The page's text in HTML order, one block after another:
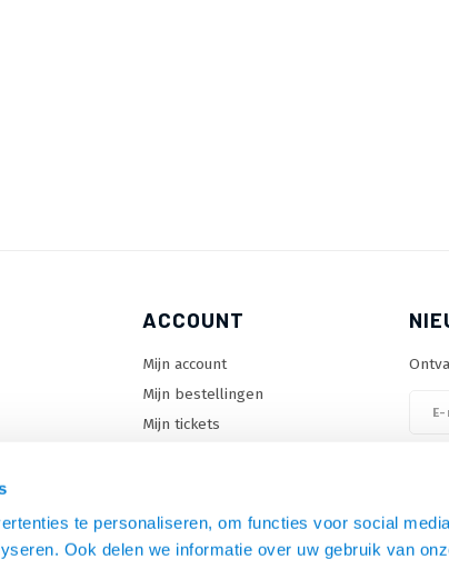
te personaliseren, om functies voor social
Ook delen we informatie over uw gebruik van
ACCOUNT
Mijn account
Mijn bestellingen
Mijn tickets